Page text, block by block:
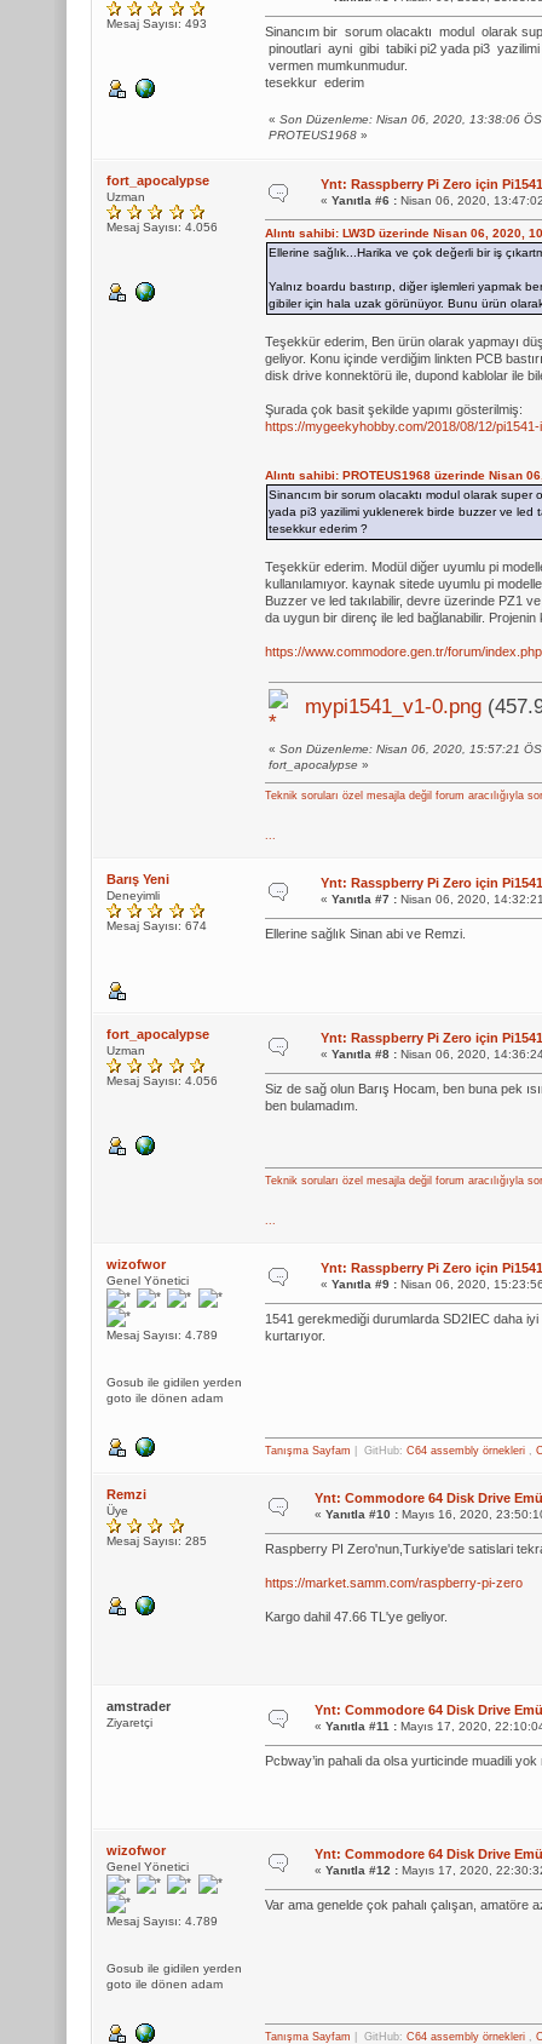
Mesaj Sayısı: 493
Sinancım bir sorum olacaktı modul olarak
pinoutlari ayni gibi tabiki pi2 yada pi3
vermen mumkunmudur.
tesekkur ederim
« Son Düzenleme: Nisan 06, 2020, 13:38:06
PROTEUS1968»
fort_apocalypse
Uzman
Mesaj Sayısı: 4.056
Ynt: Rasspberry Pi Zero için
« Yanıtla #6 :Nisan 06, 2020,
Alıntı sahibi: LW3D üzerinde Nisan 06, 2020,
Ellerine sağlık...Harika ve çok değerli bir iş
Yalnız boardu bastırıp, diğer işlemleri yapmak
gibiler için hala uzak görünüyor. Bunu ürün
Teşekkür ederim, Ben ürün olarak yapmayı
geliyor. Konu içinde verdiğim linkten PCB
disk drive konnektörü ile, dupond kablolar ile bile
Şurada çok basit şekilde yapımı gösterilmiş:
https://mygeekyhobby.com/2018/08/12/
Alıntı sahibi: PROTEUS1968 üzerinde Nisan
Sinancım bir sorum olacaktı modul olarak
yada pi3 yazilimi yuklenerek birde buzzer ve led
tesekkur ederim ?
Teşekkür ederim. Modül diğer uyumlu pi
kullanılamıyor. kaynak sitede uyumlu pi
Buzzer ve led takılabilir, devre üzerinde PZ1
da uygun bir direnç ile led bağlanabilir.
https://www.commodore.gen.tr/forum/
mypi1541_v1-0.png
« Son Düzenleme: Nisan 06, 2020, 15:57:21
fort_apocalypse »
Teknik soruları özel mesajla değil forum aracılığıyla
...
Barış Yeni
Deneyimli
Mesaj Sayısı: 674
Ynt: Rasspberry Pi Zero için
« Yanıtla #7 :Nisan 06, 2020,
Ellerine sağlık Sinan abi ve Remzi.
fort_apocalypse
Uzman
Mesaj Sayısı: 4.056
Ynt: Rasspberry Pi Zero için
« Yanıtla #8 :Nisan 06, 2020,
Siz de sağ olun Barış Hocam, ben buna pek
ben bulamadım.
Teknik soruları özel mesajla değil forum aracılığıyla
...
wizofwor
Genel Yönetici
Mesaj Sayısı: 4.789
Gosub ile gidilen yerden
goto ile dönen adam
Ynt: Rasspberry Pi Zero için
« Yanıtla #9 :Nisan 06, 2020,
1541 gerekmediği durumlarda SD2IEC daha
kurtarıyor.
Tanışma Sayfam | GitHub: C64 assembly örnekleri,
Remzi
Üye
Mesaj Sayısı: 285
Ynt: Commodore 64 Disk Drive
« Yanıtla #10 :Mayıs 16, 2020,
Raspberry PI Zero'nun,Turkiye'de satislari
https://market.samm.com/raspberry-pi-zero
Kargo dahil 47.66 TL'ye geliyor.
amstrader
Ziyaretçi
Ynt: Commodore 64 Disk Drive
« Yanıtla #11 :Mayıs 17, 2020,
Pcbway’in pahali da olsa yurticinde muadili yok
wizofwor
Genel Yönetici
Mesaj Sayısı: 4.789
Gosub ile gidilen yerden
goto ile dönen adam
Ynt: Commodore 64 Disk Drive
« Yanıtla #12 :Mayıs 17, 2020,
Var ama genelde çok pahalı çalışan, amatöre
Tanışma Sayfam | GitHub: C64 assembly örnekleri,